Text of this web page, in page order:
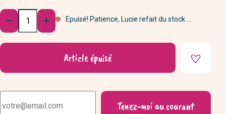
Quantité
  Epuisé! Patience, Lucie refait du stock ...
Article épuisé
Tenez-moi au courant